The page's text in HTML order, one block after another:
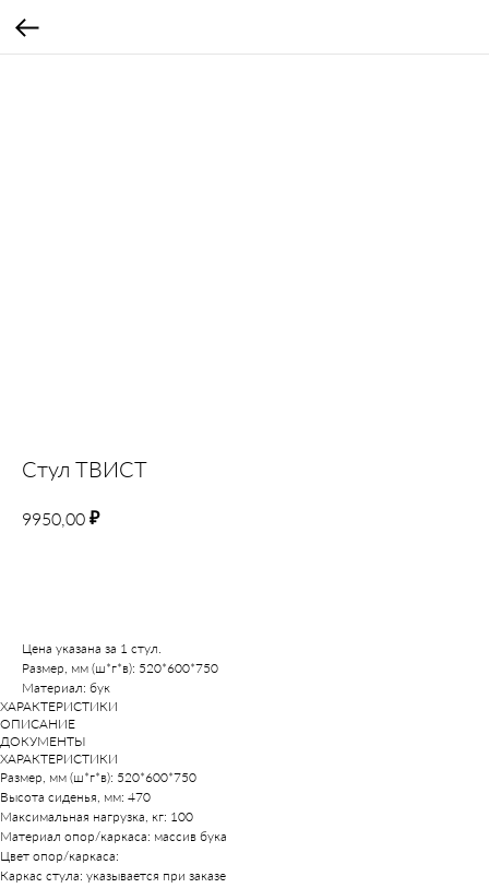
Стул ТВИСТ
9950,00 ₽
Цена указана за 1 стул.
Размер, мм (ш*г*в): 520*600*750
Материал: бук
ХАРАКТЕРИСТИКИ
ОПИСАНИЕ
ДОКУМЕНТЫ
ХАРАКТЕРИСТИКИ
Размер, мм (ш*г*в): 520*600*750
Высота сиденья, мм: 470
Максимальная нагрузка, кг: 100
Материал опор/каркаса: массив бука
Цвет опор/каркаса:
Каркас стула: указывается при заказе